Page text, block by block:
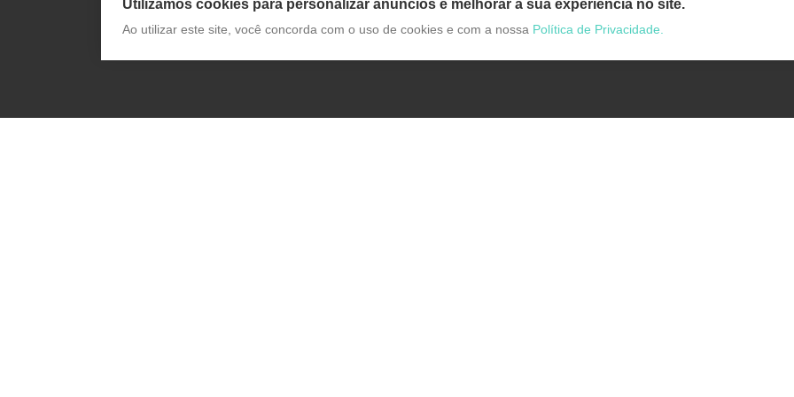
Utilizamos cookies para personalizar anúncios e melhorar a sua experiência no site.
Ao utilizar este site, você concorda com o uso de cookies e com a nossa Política de Privacidade.